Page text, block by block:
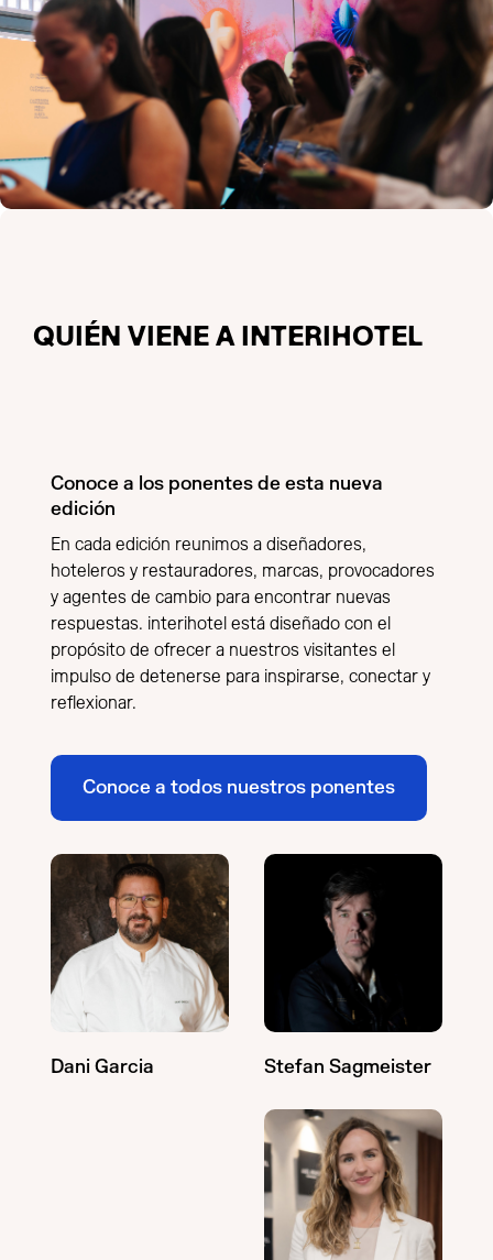
QUIÉN VIENE A INTERIHOTEL
Conoce a los ponentes de esta nueva
edición
En cada edición reunimos a diseñadores,
hoteleros y restauradores, marcas, provocadores
y agentes de cambio para encontrar nuevas
respuestas. interihotel está diseñado con el
propósito de ofrecer a nuestros visitantes el
impulso de detenerse para inspirarse, conectar y
reflexionar.
Conoce a todos nuestros ponentes
Dani Garcia Stefan Sagmeister